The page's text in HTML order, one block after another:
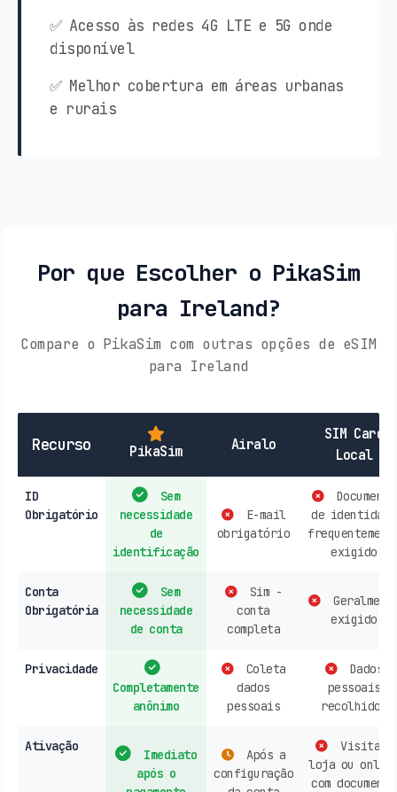
✅ Acesso às redes 4G LTE e 5G onde
disponível
✅ Melhor cobertura em áreas urbanas
e rurais
Por que Escolher o PikaSim
para Ireland?
Compare o PikaSim com outras opções de eSIM
para Ireland
Recurso PikaSim Airalo
SIM Card
Local
ID
Obrigatório
Sem
necessidade
de
identificação
E-mail
obrigatório
Documento
de identidade
exigido
Conta
Obrigatória
Sem
necessidade
de conta
Sim -
conta
completa
exigido
Privacidade
Completamente
anônimo
Coleta
dados
pessoais
Dados
pessoais
recolhidos
Ativação
Imediato
após o
Após a
configuração
Visita à
loja ou
com documento